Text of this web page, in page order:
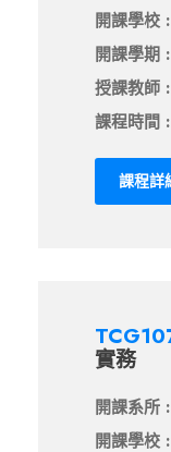
開課學校 :
開課學期 :
授課教師 :
課程時間 :
課程詳
實務
開課系所 :
開課學校 :